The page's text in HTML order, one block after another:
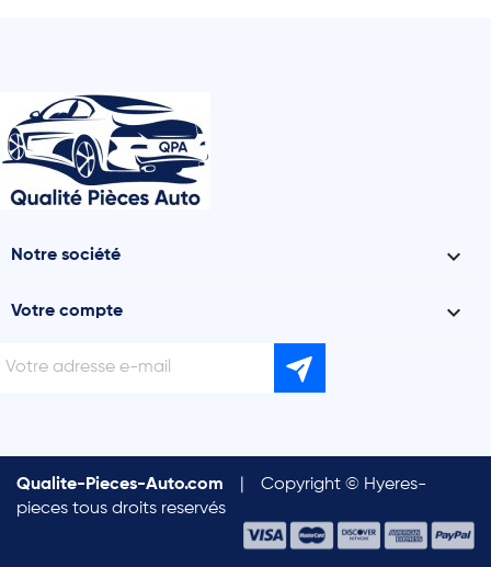
Notre société 
Votre compte 
Qualite-Pieces-Auto.com
Copyright © Hyeres-
pieces tous droits reservés